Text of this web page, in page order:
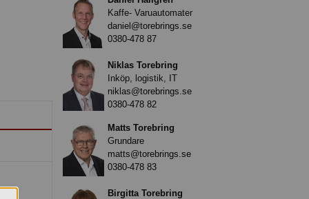
Kaffe- Varuautomater
daniel@torebrings.se
0380-478 87
Niklas Torebring
Inköp, logistik, IT
niklas@torebrings.se
0380-478 82
Matts Torebring
Grundare
matts@torebrings.se
0380-478 83
Birgitta Torebring